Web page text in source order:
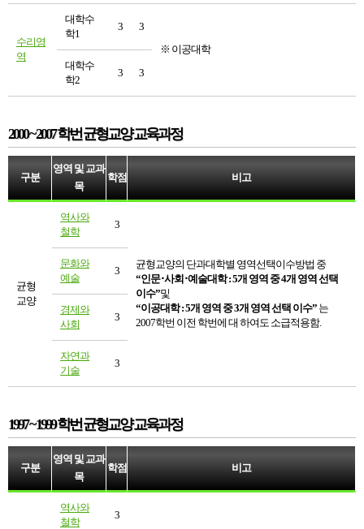
수리영
역
대학수
학1
3
3
※ 이공대학
대학수
학2
3 3
2000 ~ 2007 학번 균형교양 교육과정
구분
영역 및 교과
목
학점 비고
균형
교양
역사와
철학
3
균형교양의 단과대학별 영역선택이수방법 중
“인문･사회･예술대학 : 5개 영역 중 4개 영역 선택
이수”및
“이공대학 : 5개 영역 중 3개 영역 선택 이수” 는
2007학번 이전 학번에 대 하여도 소급적용함.
문화와
예술
3
경제와
사회
3
자연과
기술
3
1997 ~ 1999 학번 균형교양 교육과정
구분
영역 및 교과
목
학점 비고
역사와
철학
3